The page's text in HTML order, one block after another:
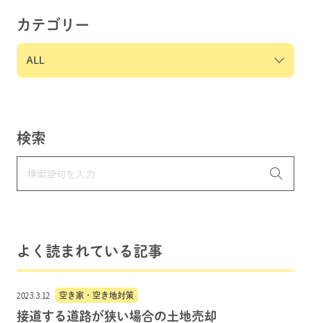
カテゴリー
検索
よく読まれている記事
2023.3.12 空き家・空き地対策
接道する道路が狭い場合の土地売却